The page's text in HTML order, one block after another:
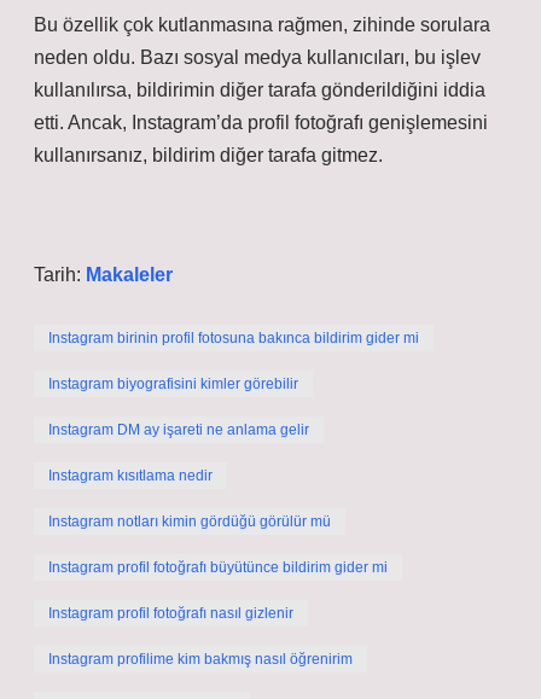
Bu özellik çok kutlanmasına rağmen, zihinde sorulara
neden oldu. Bazı sosyal medya kullanıcıları, bu işlev
kullanılırsa, bildirimin diğer tarafa gönderildiğini iddia
etti. Ancak, Instagram’da profil fotoğrafı genişlemesini
kullanırsanız, bildirim diğer tarafa gitmez.
Tarih: Makaleler
Instagram birinin profil fotosuna bakınca bildirim gider mi
Instagram biyografisini kimler görebilir
Instagram DM ay işareti ne anlama gelir
Instagram kısıtlama nedir
Instagram notları kimin gördüğü görülür mü
Instagram profil fotoğrafı büyütünce bildirim gider mi
Instagram profil fotoğrafı nasıl gizlenir
Instagram profilime kim bakmış nasıl öğrenirim